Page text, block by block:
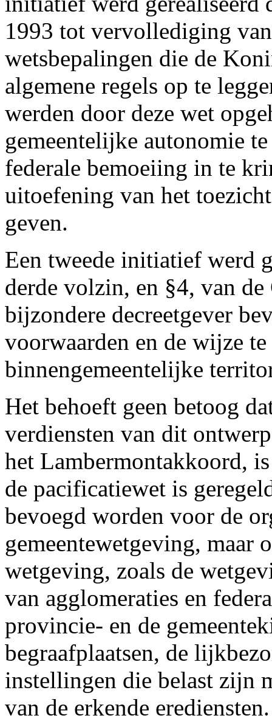
1993 tot vervollediging
wetsbepalingen die de
algemene regels op te
werden door deze wet
gemeentelijke autonomie
federale bemoeiing in te
uitoefening van het
geven.
Een tweede initiatief werd
derde volzin, en §4, van
bijzondere decreetgever
voorwaarden en de wijze
binnengemeentelijke
Het behoeft geen betoog
verdiensten van dit
het Lambermontakkoord,
de pacificatiewet is
bevoegd worden voor de
gemeentewetgeving, maar
wetgeving, zoals de
van agglomeraties en
provincie- en de
begraafplaatsen, de
instellingen die belast zijn
van de erkende erediensten.